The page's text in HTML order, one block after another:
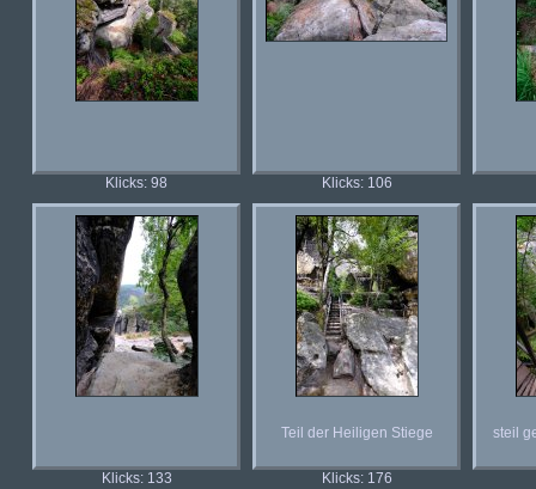
Klicks: 98 Klicks: 106
Klicks: 133
Teil der Heiligen Stiege
Klicks: 176
steil